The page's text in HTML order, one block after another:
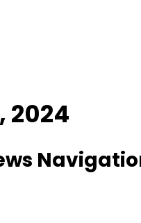
2024